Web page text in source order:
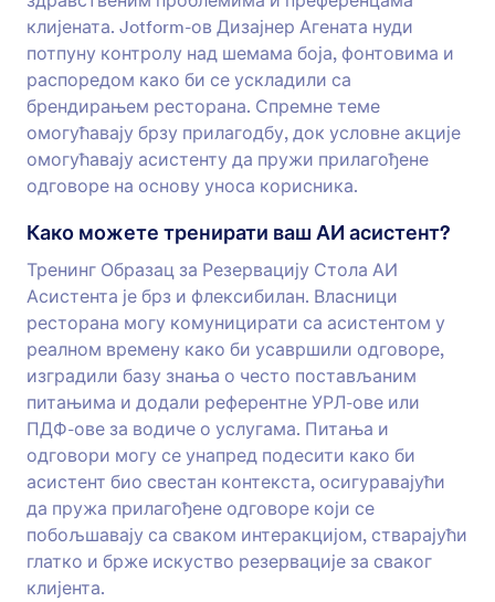
клијената. Jotform-ов Дизајнер Агената нуди
потпуну контролу над шемама боја, фонтовима и
распоредом како би се ускладили са
брендирањем ресторана. Спремне теме
омогућавају брзу прилагодбу, док условне акције
омогућавају асистенту да пружи прилагођене
одговоре на основу уноса корисника.
Како можете тренирати ваш АИ асистент?
Тренинг Образац за Резервацију Стола АИ
Асистента је брз и флексибилан. Власници
ресторана могу комуницирати са асистентом у
реалном времену како би усавршили одговоре,
изградили базу знања о често постављаним
питањима и додали референтне УРЛ-ове или
ПДФ-ове за водиче о услугама. Питања и
одговори могу се унапред подесити како би
асистент био свестан контекста, осигуравајући
да пружа прилагођене одговоре који се
побољшавају са сваком интеракцијом, стварајући
глатко и брже искуство резервације за сваког
клијента.